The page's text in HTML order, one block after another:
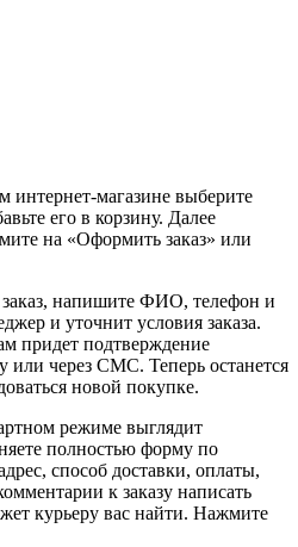
интернет-магазине выберите
его в корзину. Далее
на «Оформить заказ» или
напишите ФИО, телефон и
и уточнит условия заказа.
придет подтверждение
или через СМС. Теперь останется
новой покупке.
режиме выглядит
полностью форму по
способ доставки, оплаты,
к заказу написать
курьеру вас найти. Нажмите